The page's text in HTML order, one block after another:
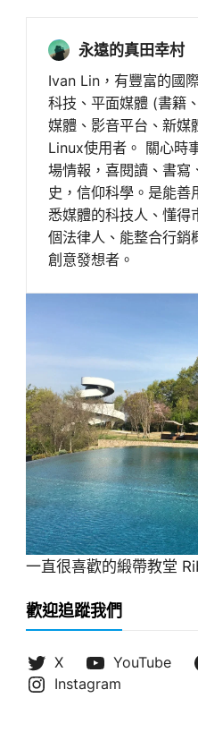
永遠的真田幸村
Ivan Lin，有豐富的國
科技、平面媒體 (書籍
媒體、影音平台、新媒
Linux使用者。 關心時
場情報，喜閱讀、書寫
史，信仰科學。是能
悉媒體的科技人、懂得
個法律人、能整合行銷
創意發想者。
一直很喜歡的緞帶教堂
歡迎追蹤我們
X YouTube
Instagram